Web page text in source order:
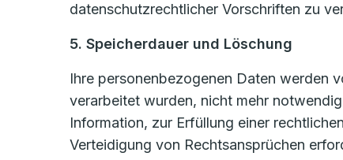
datenschutzrechtlicher Vorschriften zu
5. Speicherdauer und Löschung
Ihre personenbezogenen Daten werden
verarbeitet wurden, nicht mehr
Information, zur Erfüllung einer
Verteidigung von Rechtsansprüchen